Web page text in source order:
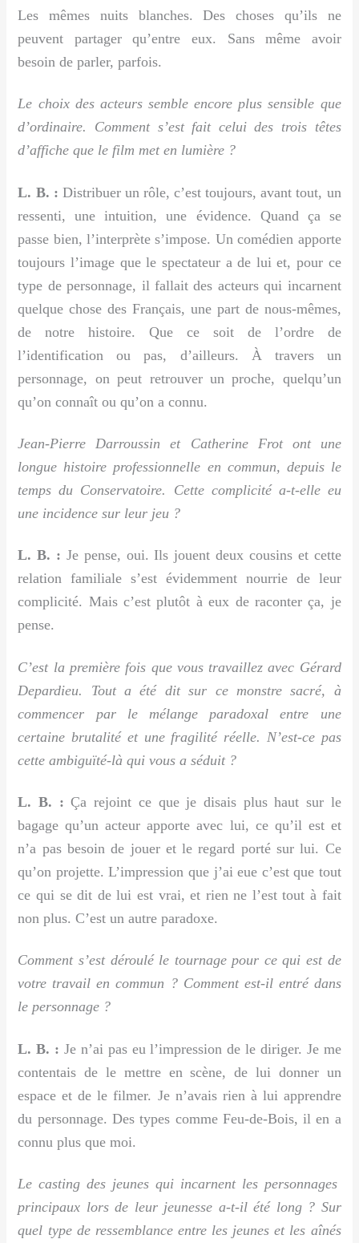
Les mêmes nuits blanches. Des choses qu’ils ne
peuvent partager qu’entre eux. Sans même avoir
besoin de parler, parfois.
Le choix des acteurs semble encore plus sensible que
d’ordinaire. Comment s’est fait celui des trois têtes
d’affiche que le film met en lumière ?
L. B. : Distribuer un rôle, c’est toujours, avant tout, un
ressenti, une intuition, une évidence. Quand ça se
passe bien, l’interprète s’impose. Un comédien apporte
toujours l’image que le spectateur a de lui et, pour ce
type de personnage, il fallait des acteurs qui incarnent
quelque chose des Français, une part de nous-mêmes,
de notre histoire. Que ce soit de l’ordre de
l’identification ou pas, d’ailleurs. À travers un
personnage, on peut retrouver un proche, quelqu’un
qu’on connaît ou qu’on a connu.
Jean-Pierre Darroussin et Catherine Frot ont une
longue histoire professionnelle en commun, depuis le
temps du Conservatoire. Cette complicité a-t-elle eu
une incidence sur leur jeu ?
L. B. : Je pense, oui. Ils jouent deux cousins et cette
relation familiale s’est évidemment nourrie de leur
complicité. Mais c’est plutôt à eux de raconter ça, je
pense.
C’est la première fois que vous travaillez avec Gérard
Depardieu. Tout a été dit sur ce monstre sacré, à
commencer par le mélange paradoxal entre une
certaine brutalité et une fragilité réelle. N’est-ce pas
cette ambiguïté-là qui vous a séduit ?
L. B. :Ça rejoint ce que je disais plus haut sur le
bagage qu’un acteur apporte avec lui, ce qu’il est et
n’a pas besoin de jouer et le regard porté sur lui. Ce
qu’on projette. L’impression que j’ai eue c’est que tout
ce qui se dit de lui est vrai, et rien ne l’est tout à fait
non plus. C’est un autre paradoxe.
Comment s’est déroulé le tournage pour ce qui est de
votre travail en commun ? Comment est-il entré dans
le personnage ?
L. B. : Je n’ai pas eu l’impression de le diriger. Je me
contentais de le mettre en scène, de lui donner un
espace et de le filmer. Je n’avais rien à lui apprendre
du personnage. Des types comme Feu-de-Bois, il en a
connu plus que moi.
Le casting des jeunes qui incarnent les personnages
principaux lors de leur jeunesse a-t-il été long ? Sur
quel type de ressemblance entre les jeunes et les aînés